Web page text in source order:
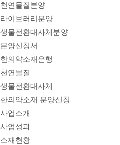
천연물질분양
라이브러리분양
생물전환대사체분양
분양신청서
한의약소재은행
천연물질
생물전환대사체
한의약소재 분양신청
사업소개
사업성과
소재현황